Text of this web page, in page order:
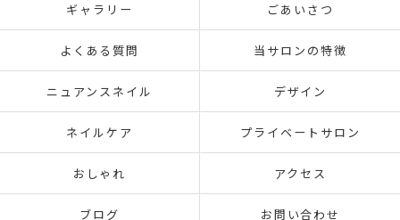
ギャラリー ごあいさつ
よくある質問 当サロンの特徴
ニュアンスネイル デザイン
ネイルケア プライベートサロン
おしゃれ アクセス
ブログ お問い合わせ